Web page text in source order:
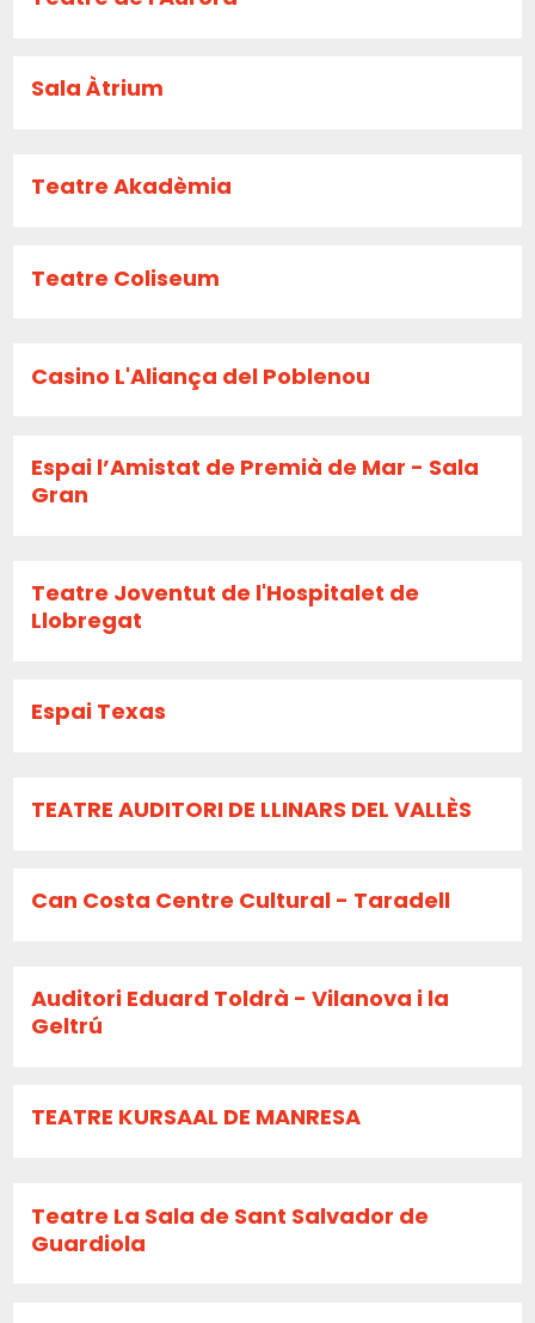
Sala Àtrium
Teatre Akadèmia
Teatre Coliseum
Casino L'Aliança del Poblenou
Espai l’Amistat de Premià de Mar - Sala
Gran
Teatre Joventut de l'Hospitalet de
Llobregat
Espai Texas
TEATRE AUDITORI DE LLINARS DEL VALLÈS
Can Costa Centre Cultural - Taradell
Auditori Eduard Toldrà - Vilanova i la
Geltrú
TEATRE KURSAAL DE MANRESA
Teatre La Sala de Sant Salvador de
Guardiola